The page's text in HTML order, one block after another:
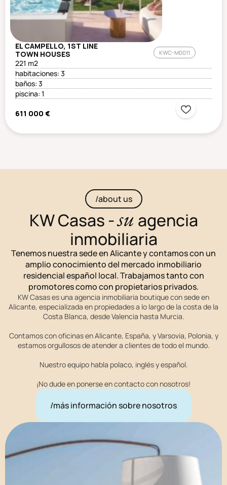
EL CAMPELLO, 1ST LINE
TOWN HOUSES
KWC-M0011
221 m2
habitaciones: 3
baños: 3
piscina: 1
611 000 €
/about us
KW Casas -su agencia
inmobiliaria
Tenemos nuestra sede en Alicante y contamos con un
amplio conocimiento del mercado inmobiliario
residencial español local. Trabajamos tanto con
promotores como con propietarios privados.
KW Casas es una agencia inmobiliaria boutique con sede en
Alicante, especializada en propiedades a lo largo de la costa de la
Costa Blanca, desde Valencia hasta Murcia.
Contamos con oficinas en Alicante, España, y Varsovia, Polonia, y
estamos orgullosos de atender a clientes de todo el mundo.
Nuestro equipo habla polaco, inglés y español.
¡No dude en ponerse en contacto con nosotros!
/más información sobre nosotros